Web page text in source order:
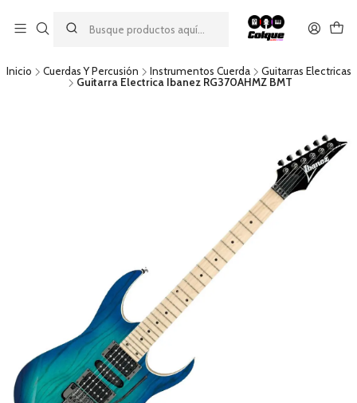
descuento por pago con transferencia bancaria
por una compra mínima de $49.990. Este descuento no es
acumulable a otras promociones ni aplicable a gastos de envío.
Inicio Cuerdas Y Percusión Instrumentos Cuerda
Guitarras Electricas
Guitarra Electrica Ibanez RG370AHMZ BMT